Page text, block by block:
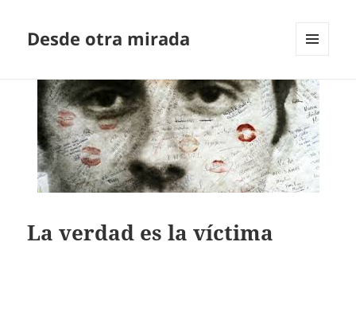
Desde otra mirada
WIDGETS
La verdad es la víctima